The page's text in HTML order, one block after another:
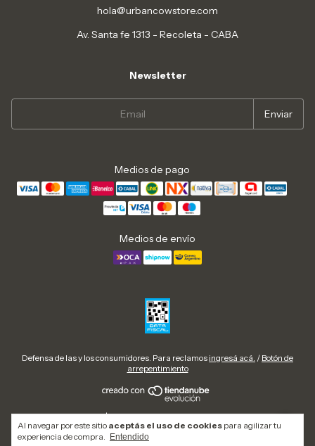
Al navegar por este sitio aceptás el uso de cookies para agilizar tu
experiencia de compra.
Entendido
hola@urbancowstore.com
Av. Santa fe 1313 - Recoleta - CABA
Newsletter
Medios de pago
Medios de envío
Defensa de las y los consumidores. Para reclamos ingresá acá. / Botón de
arrepentimiento
Copyright Urban Cow | Zapatillas, botas y calzado urbano en Argentina -
2026. Todos los derechos reservados.